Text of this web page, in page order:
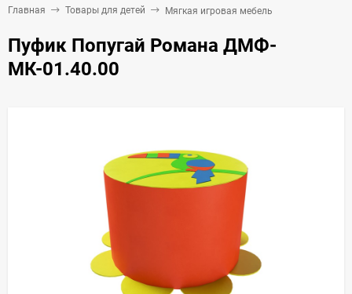
Главная Товары для детей Мягкая игровая мебель
Пуфик Попугай Романа ДМФ-
МК-01.40.00